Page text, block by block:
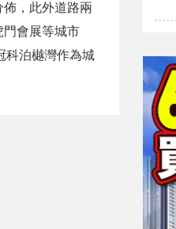
，此外道路兩
門會展等城市
科泊樾灣作為城